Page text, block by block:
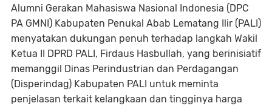
Alumni Gerakan Mahasiswa Nasional Indonesia (DPC
PA GMNI) Kabupaten Penukal Abab Lematang Ilir (PALI)
menyatakan dukungan penuh terhadap langkah Wakil
Ketua II DPRD PALI, Firdaus Hasbullah, yang berinisiatif
memanggil Dinas Perindustrian dan Perdagangan
(Disperindag) Kabupaten PALI untuk meminta
penjelasan terkait kelangkaan dan tingginya harga